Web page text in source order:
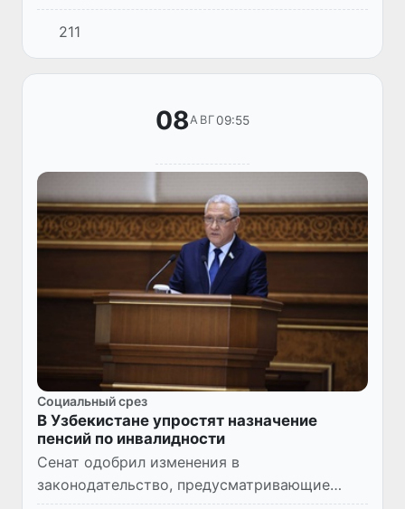
таможенных органов пресекли деятельность
лиц, подозреваемых в распространении
наркотических веществ методом
«закладок».
211
08АВГ09:55
Социальный срез
В Узбекистане упростят назначение
пенсий по инвалидности
Сенат одобрил изменения в
законодательство, предусматривающие